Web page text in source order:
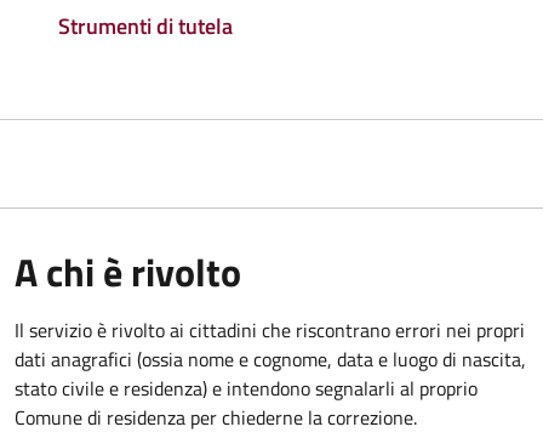
Strumenti di tutela
A chi è rivolto
Il servizio è rivolto ai cittadini che riscontrano errori nei propri
dati anagrafici (ossia nome e cognome, data e luogo di nascita,
stato civile e residenza) e intendono segnalarli al proprio
Comune di residenza per chiederne la correzione.